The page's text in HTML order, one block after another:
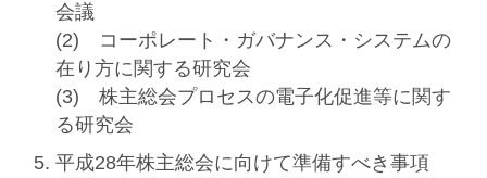
会議
(2) コーポレート・ガバナンス・システムの
在り方に関する研究会
(3) 株主総会プロセスの電子化促進等に関す
る研究会
平成28年株主総会に向けて準備すべき事項